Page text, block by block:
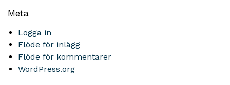
Meta
Logga in
Flöde för inlägg
Flöde för kommentarer
WordPress.org